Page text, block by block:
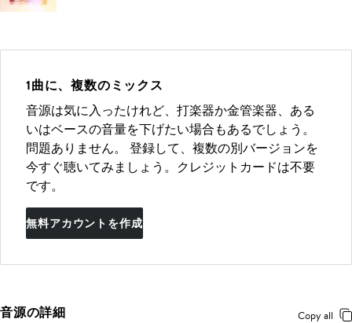
1曲に、複数のミックス
音源は気に入ったけれど、打楽器か金管楽器、ある
いはベースの音量を下げたい場合もあるでしょう。
問題ありません。 登録して、複数の別バージョンを
今すぐ聴いてみましょう。クレジットカードは不要
です。
無料アカウントを作成
音源の詳細 Copy all